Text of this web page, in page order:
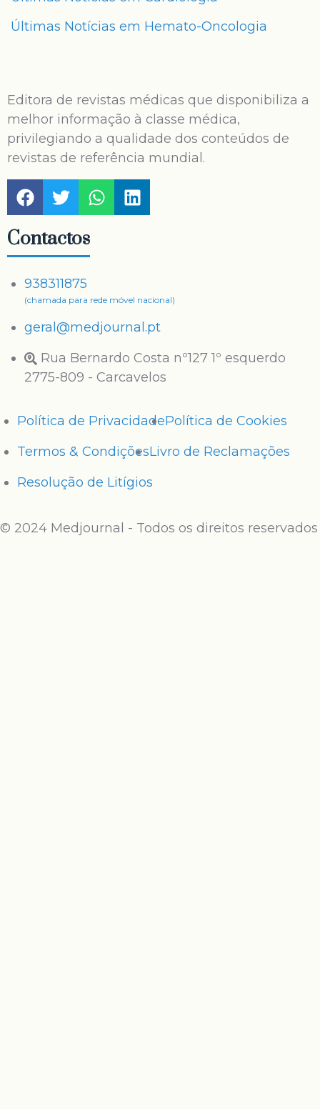
Últimas Notícias em Hemato-Oncologia
Editora de revistas médicas que disponibiliza a
melhor informação à classe médica,
privilegiando a qualidade dos conteúdos de
revistas de referência mundial.
Contactos
938311875
(chamada para rede móvel nacional)
geral@medjournal.pt
Rua Bernardo Costa nº127 1º esquerdo
2775-809 - Carcavelos
Política de PrivacidadePolítica de Cookies
Termos & CondiçõesLivro de Reclamações
Resolução de Litígios
© 2024 Medjournal - Todos os direitos reservados